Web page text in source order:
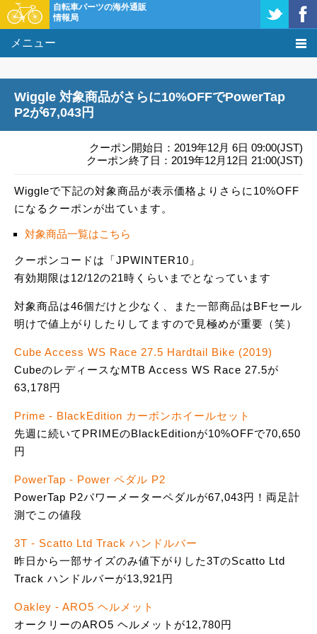
自転車パーツの海外通販
情報局
メニュー
基礎知識
クーポン＆セール
Wiggle 対象商品がさらに10%OFFでPowerTap
P2が67,043円
クーポン開始日：2019年12月 6日 09:00(JST)
クーポン終了日：2019年12月12日 21:00(JST)
Wiggleで下記の対象商品が表示価格よりさらに10%OFF
になるクーポンが出ています。
対象商品一覧はこちら
クーポンコードは「JPWINTER10」
有効期限は12/12の21時くらいまでとなっています
対象商品は46個だけと少なく、また一部商品はBFセール
明けで値上がりしたりしてますので見極めが重要（笑）
Cube Access WS Race 27.5 Hardtail Bike (2019)
CubeのレディースなMTB Access WS Race 27.5が
63,178円
Prime - BlackEdition カーボンホイールセット
先週に続いてPRIMEのBlackEditionが10%OFFで70,650
円
PowerTap - Power ペダル P2
PowerTap P2パワーメーターペダルが67,043円！両足計
測でこの値段
3T - Scatto Ltd Track ハンドルバー
昨日から一部サイズのみ値下がりした3TのScatto Ltd
Track ハンドルバーが13,921円
Oakley - ARO5 ヘルメット
オークリーのARO5 ヘルメットが12,780円